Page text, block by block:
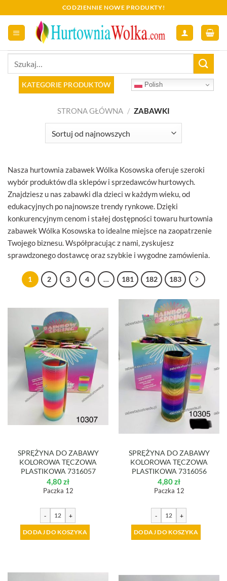
to
content
CODZIENNIE NOWE PRODUKTY!
KATEGORIE PRODUKTÓW Polish
STRONA GŁÓWNA / ZABAWKI
Nasza hurtownia zabawek Wólka Kosowska oferuje szeroki
wybór produktów dla sklepów i sprzedawców hurtowych.
Znajdziesz u nas zabawki dla dzieci w każdym wieku, od
edukacyjnych po najnowsze trendy rynkowe. Dzięki
konkurencyjnym cenom i stałej dostępności towaru hurtownia
zabawek Wólka Kosowska to idealne miejsce na zaopatrzenie
Twojego biznesu. Współpracując z nami, zyskujesz
sprawdzonego dostawcę oraz szybkie i wygodne zamówienia.
1 2 3 4 … 181 182 183
SPRĘŻYNA DO ZABAWY
KOLOROWA TĘCZOWA
PLASTIKOWA 7316057
4,80zł
Paczka 12
- +
DODAJ DO KOSZYKA
SPRĘŻYNA DO ZABAWY
KOLOROWA TĘCZOWA
PLASTIKOWA 7316056
4,80zł
Paczka 12
- +
DODAJ DO KOSZYKA